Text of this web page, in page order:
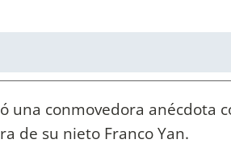
una conmovedora anécdota
de su nieto Franco Yan.